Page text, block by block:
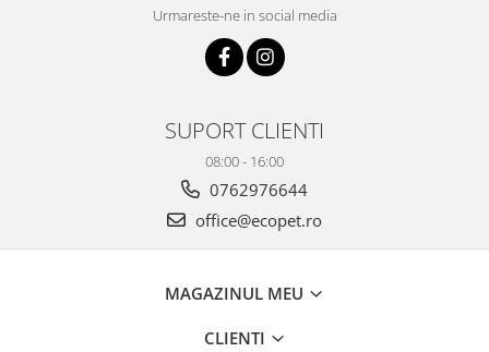
Urmareste-ne in social media
SUPORT CLIENTI
08:00 - 16:00
0762976644
office@ecopet.ro
MAGAZINUL MEU
CLIENTI